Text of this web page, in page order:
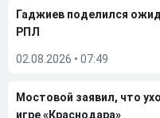
Гаджиев поделился
РПЛ
02.08.2026 • 07:49
Мостовой заявил, что
игре «Краснодара»